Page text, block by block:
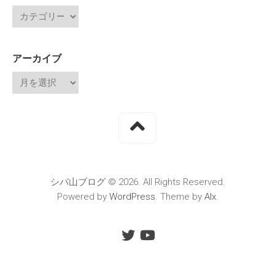
アーカイブ
シバ山ブログ © 2026. All Rights Reserved.
Powered by WordPress. Theme by Alx.